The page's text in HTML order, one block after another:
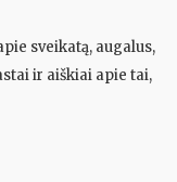
sveikatą, augalus,
ir aiškiai apie tai,